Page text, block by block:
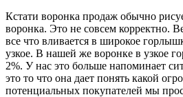
Кстати воронка продаж обычно
воронка. Это не совсем корректно.
все что вливается в широкое
узкое. В нашей же воронке в узкое
2%. У нас это больше напоминает
это то что она дает понять какой
потенциальных покупателей мы